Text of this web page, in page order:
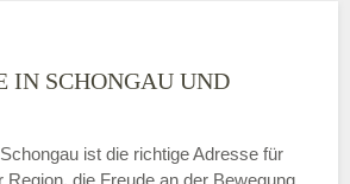
IN SCHONGAU UND
ist die richtige Adresse für
Region, die Freude an der Bewegung